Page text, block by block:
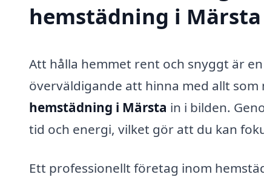
hemstädning i
Att hålla hemmet rent och snyggt är
överväldigande att hinna med allt
hemstädning i Märsta in i bilden.
tid och energi, vilket gör att du kan
Ett professionellt företag inom